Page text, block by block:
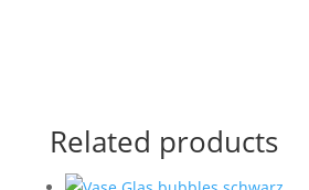
Related products